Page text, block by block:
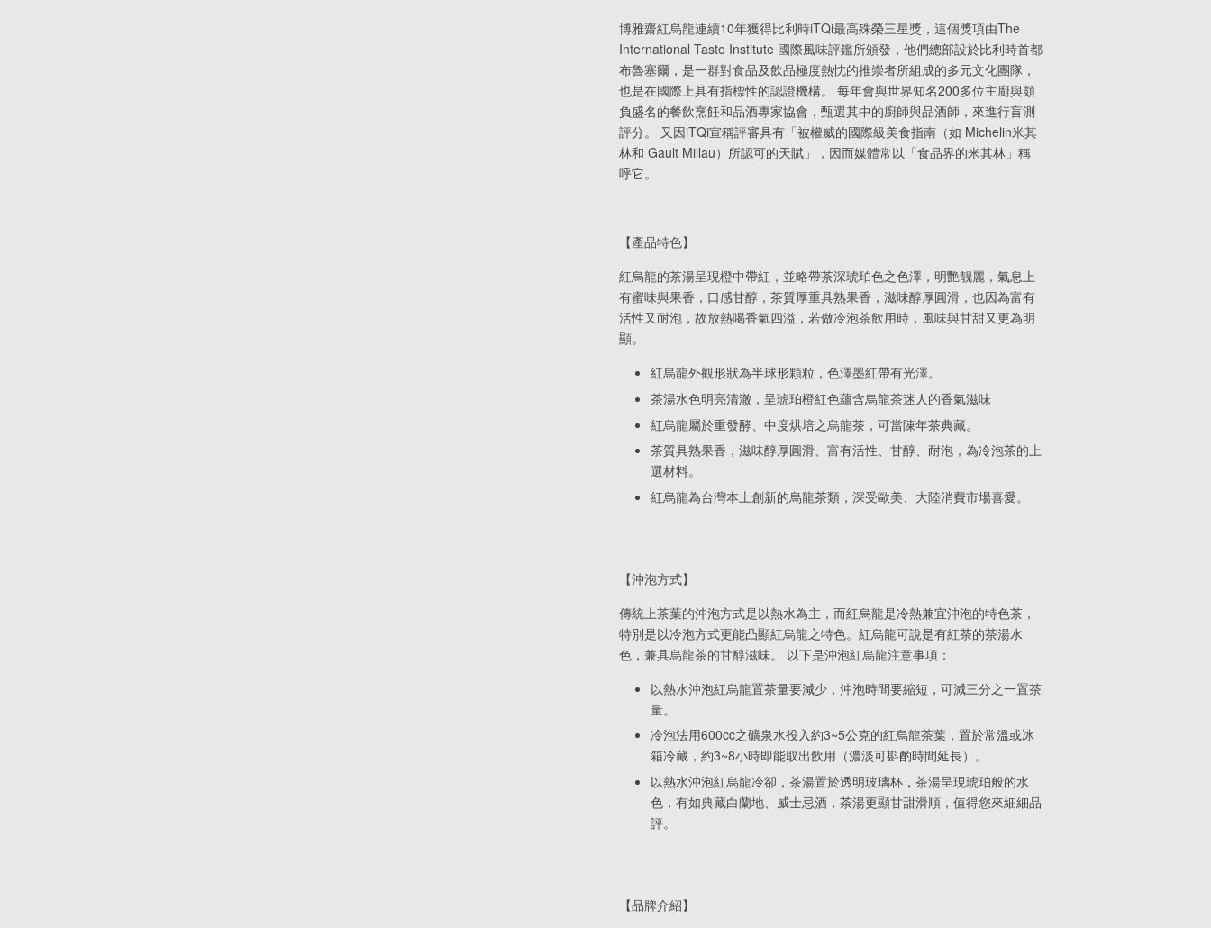
博雅齋紅烏龍連續10年獲得比利時iTQi最高殊榮三星獎，這個獎項由The
International Taste Institute 國際風味評鑑所頒發，他們總部設於比利時首都
布魯塞爾，是一群對食品及飲品極度熱忱的推崇者所組成的多元文化團隊，
也是在國際上具有指標性的認證機構。 每年會與世界知名200多位主廚與頗
負盛名的餐飲烹飪和品酒專家協會，甄選其中的廚師與品酒師，來進行盲測
評分。 又因iTQi宣稱評審具有「被權威的國際級美食指南（如 Michelin米其
林和 Gault Millau）所認可的天賦」，因而媒體常以「食品界的米其林」稱
呼它。
【產品特色】
紅烏龍的茶湯呈現橙中帶紅，並略帶茶深琥珀色之色澤，明艷靓麗，氣息上
有蜜味與果香，口感甘醇，茶質厚重具熟果香，滋味醇厚圓滑，也因為富有
活性又耐泡，故放熱喝香氣四溢，若做冷泡茶飲用時，風味與甘甜又更為明
顯。
紅烏龍外觀形狀為半球形顆粒，色澤墨紅帶有光澤。
茶湯水色明亮清澈，呈琥珀橙紅色蘊含烏龍茶迷人的香氣滋味
紅烏龍屬於重發酵、中度烘培之烏龍茶，可當陳年茶典藏。
茶質具熟果香，滋味醇厚圓滑、富有活性、甘醇、耐泡，為冷泡茶的上
選材料。
紅烏龍為台灣本土創新的烏龍茶類，深受歐美、大陸消費市場喜愛。
【沖泡方式】
傳統上茶葉的沖泡方式是以熱水為主，而紅烏龍是冷熱兼宜沖泡的特色茶，
特別是以冷泡方式更能凸顯紅烏龍之特色。紅烏龍可說是有紅茶的茶湯水
色，兼具烏龍茶的甘醇滋味。 以下是沖泡紅烏龍注意事項：
以熱水沖泡紅烏龍置茶量要減少，沖泡時間要縮短，可減三分之一置茶
量。
冷泡法用600cc之礦泉水投入約3~5公克的紅烏龍茶葉，置於常溫或冰
箱冷藏，約3~8小時即能取出飲用（濃淡可斟酌時間延長）。
以熱水沖泡紅烏龍冷卻，茶湯置於透明玻璃杯，茶湯呈現琥珀般的水
色，有如典藏白蘭地、威士忌酒，茶湯更顯甘甜滑順，值得您來細細品
評。
【品牌介紹】